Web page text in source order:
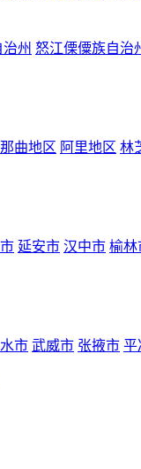
州 怒江傈僳族自治
那曲地区 阿里地区 林
延安市 汉中市 榆林
市 武威市 张掖市 平